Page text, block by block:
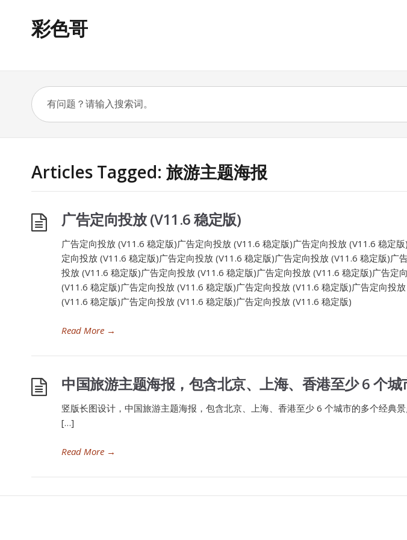
彩色哥
Articles Tagged: 旅游主题海报
广告定向投放 (V11.6 稳定版)
广告定向投放 (V11.6 稳定版)广告定向投放 (V11.6 稳定版)广告定向投放 (V11.6 稳定
定向投放 (V11.6 稳定版)广告定向投放 (V11.6 稳定版)广告定向投放 (V11.6 稳定版)广
投放 (V11.6 稳定版)广告定向投放 (V11.6 稳定版)广告定向投放 (V11.6 稳定版)广告定
(V11.6 稳定版)广告定向投放 (V11.6 稳定版)广告定向投放 (V11.6 稳定版)广告定向投
(V11.6 稳定版)广告定向投放 (V11.6 稳定版)广告定向投放 (V11.6 稳定版)
Read More →
中国旅游主题海报，包含北京、上海、香港至少 6 个
竖版长图设计，中国旅游主题海报，包含北京、上海、香港至少 6 个城市的多个经典
[…]
Read More →